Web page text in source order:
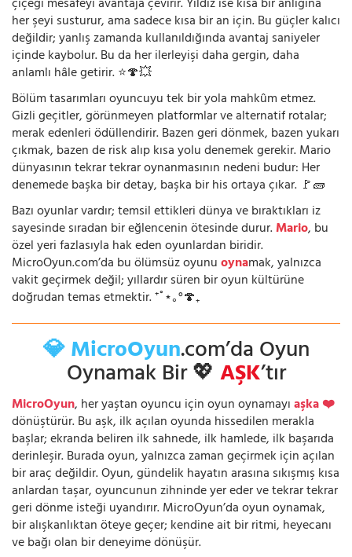
çiçeği mesafeyi avantaja çevirir. Yıldız ise kısa bir anlığına
her şeyi susturur, ama sadece kısa bir an için. Bu güçler kalıcı
değildir; yanlış zamanda kullanıldığında avantaj saniyeler
içinde kaybolur. Bu da her ilerleyişi daha gergin, daha
anlamlı hâle getirir. ⭐🍄💥
Bölüm tasarımları oyuncuyu tek bir yola mahkûm etmez.
Gizli geçitler, görünmeyen platformlar ve alternatif rotalar;
merak edenleri ödüllendirir. Bazen geri dönmek, bazen yukarı
çıkmak, bazen de risk alıp kısa yolu denemek gerekir. Mario
dünyasının tekrar tekrar oynanmasının nedeni budur: Her
denemede başka bir detay, başka bir his ortaya çıkar. 🚩🧱
Bazı oyunlar vardır; temsil ettikleri dünya ve bıraktıkları iz
sayesinde sıradan bir eğlencenin ötesinde durur.Mario, bu
özel yeri fazlasıyla hak eden oyunlardan biridir.
MicroOyun.com’da bu ölümsüz oyunuoynamak, yalnızca
vakit geçirmek değil; yıllardır süren bir oyun kültürüne
doğrudan temas etmektir. ⁺˚⋆｡°🍄₊
💎 MicroOyun.com’da Oyun
Oynamak Bir 💖AŞK’tır
MicroOyun, her yaştan oyuncu için oyun oynamayıaşka ❤️
dönüştürür. Bu aşk, ilk açılan oyunda hissedilen merakla
başlar; ekranda beliren ilk sahnede, ilk hamlede, ilk başarıda
derinleşir. Burada oyun, yalnızca zaman geçirmek için açılan
bir araç değildir. Oyun, gündelik hayatın arasına sıkışmış kısa
anlardan taşar, oyuncunun zihninde yer eder ve tekrar tekrar
geri dönme isteği uyandırır. MicroOyun’da oyun oynamak,
bir alışkanlıktan öteye geçer; kendine ait bir ritmi, heyecanı
ve bağı olan bir deneyime dönüşür.